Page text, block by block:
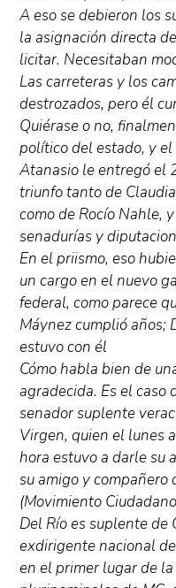
A eso se debieron los
la asignación directa
licitar. Necesitaban
Las carreteras y los
destrozados, pero él
Quiérase o no,
político del estado, y
Atanasio le entregó el
triunfo tanto de
como de Rocío Nahle,
senadurías y
En el priismo, eso
un cargo en el nuevo
federal, como parece
Máynez cumplió años;
estuvo con él
Cómo habla bien de
agradecida. Es el caso
senador suplente
Virgen, quien el lunes
hora estuvo a darle su
su amigo y compañero
(Movimiento
Del Río es suplente de
exdirigente nacional
en el primer lugar de